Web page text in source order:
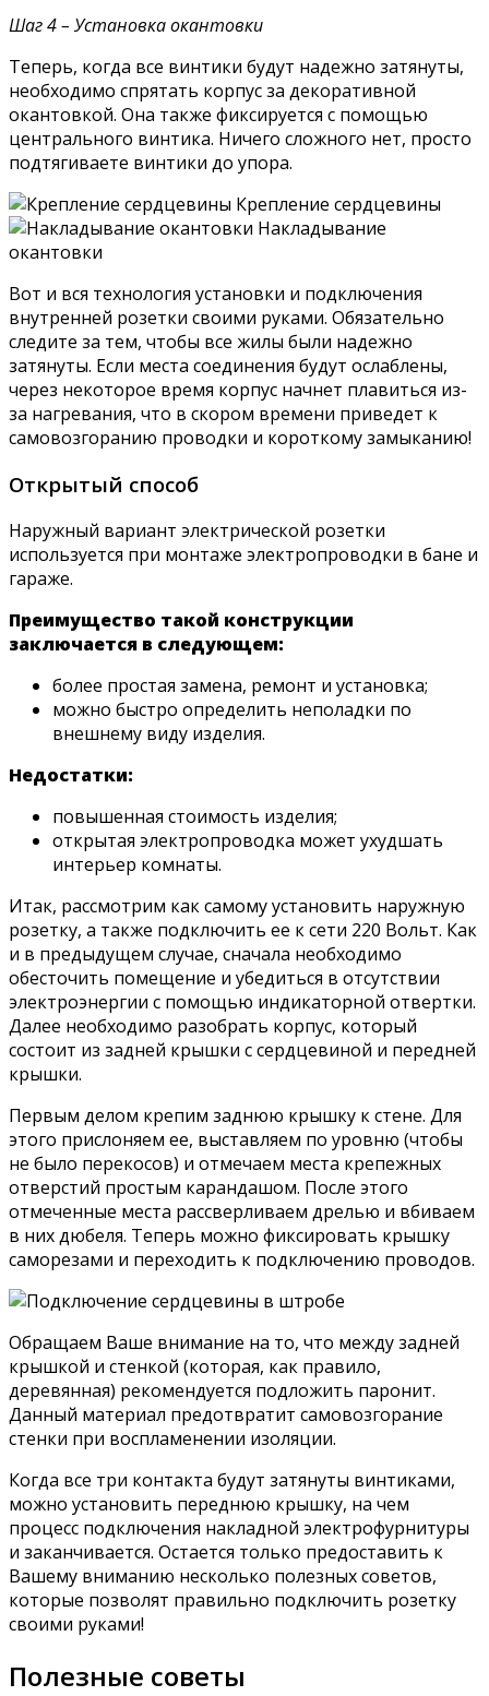
Шаг 4 – Установка окантовки
Теперь, когда все винтики будут надежно затянуты,
необходимо спрятать корпус за декоративной
окантовкой. Она также фиксируется с помощью
центрального винтика. Ничего сложного нет, просто
подтягиваете винтики до упора.
Крепление сердцевины
Накладывание
окантовки
Вот и вся технология установки и подключения
внутренней розетки своими руками. Обязательно
следите за тем, чтобы все жилы были надежно
затянуты. Если места соединения будут ослаблены,
через некоторое время корпус начнет плавиться из-
за нагревания, что в скором времени приведет к
самовозгоранию проводки и короткому замыканию!
Открытый способ
Наружный вариант электрической розетки
используется при монтаже электропроводки в бане и
гараже.
Преимущество такой конструкции
заключается в следующем:
более простая замена, ремонт и установка;
можно быстро определить неполадки по
внешнему виду изделия.
Недостатки:
повышенная стоимость изделия;
открытая электропроводка может ухудшать
интерьер комнаты.
Итак, рассмотрим как самому установить наружную
розетку, а также подключить ее к сети 220 Вольт. Как
и в предыдущем случае, сначала необходимо
обесточить помещение и убедиться в отсутствии
электроэнергии с помощью индикаторной отвертки.
Далее необходимо разобрать корпус, который
состоит из задней крышки с сердцевиной и передней
крышки.
Первым делом крепим заднюю крышку к стене. Для
этого прислоняем ее, выставляем по уровню (чтобы
не было перекосов) и отмечаем места крепежных
отверстий простым карандашом. После этого
отмеченные места рассверливаем дрелью и вбиваем
в них дюбеля. Теперь можно фиксировать крышку
саморезами и переходить к подключению проводов.
Обращаем Ваше внимание на то, что между задней
крышкой и стенкой (которая, как правило,
деревянная) рекомендуется подложить паронит.
Данный материал предотвратит самовозгорание
стенки при воспламенении изоляции.
Когда все три контакта будут затянуты винтиками,
можно установить переднюю крышку, на чем
процесс подключения накладной электрофурнитуры
и заканчивается. Остается только предоставить к
Вашему вниманию несколько полезных советов,
которые позволят правильно подключить розетку
своими руками!
Полезные советы